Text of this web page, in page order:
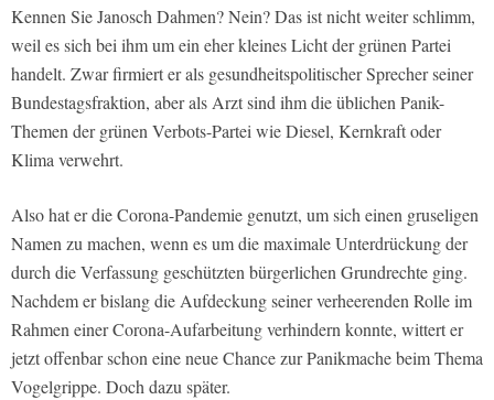
Kennen Sie Janosch Dahmen? Nein? Das ist nicht weiter schlimm,
weil es sich bei ihm um ein eher kleines Licht der grünen Partei
handelt. Zwar firmiert er als gesundheitspolitischer Sprecher seiner
Bundestagsfraktion, aber als Arzt sind ihm die üblichen Panik-
Themen der grünen Verbots-Partei wie Diesel, Kernkraft oder
Klima verwehrt.
Also hat er die Corona-Pandemie genutzt, um sich einen gruseligen
Namen zu machen, wenn es um die maximale Unterdrückung der
durch die Verfassung geschützten bürgerlichen Grundrechte ging.
Nachdem er bislang die Aufdeckung seiner verheerenden Rolle im
Rahmen einer Corona-Aufarbeitung verhindern konnte, wittert er
jetzt offenbar schon eine neue Chance zur Panikmache beim Thema
Vogelgrippe. Doch dazu später.